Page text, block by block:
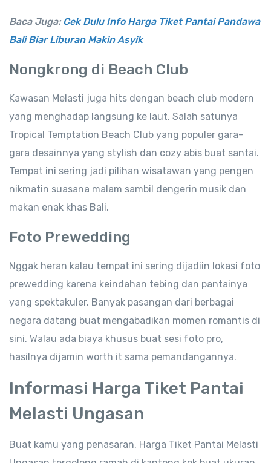
Baca Juga: Cek Dulu Info Harga Tiket Pantai Pandawa
Bali Biar Liburan Makin Asyik
Nongkrong di Beach Club
Kawasan Melasti juga hits dengan beach club modern
yang menghadap langsung ke laut. Salah satunya
Tropical Temptation Beach Club yang populer gara-
gara desainnya yang stylish dan cozy abis buat santai.
Tempat ini sering jadi pilihan wisatawan yang pengen
nikmatin suasana malam sambil dengerin musik dan
makan enak khas Bali.
Foto Prewedding
Nggak heran kalau tempat ini sering dijadiin lokasi foto
prewedding karena keindahan tebing dan pantainya
yang spektakuler. Banyak pasangan dari berbagai
negara datang buat mengabadikan momen romantis di
sini. Walau ada biaya khusus buat sesi foto pro,
hasilnya dijamin worth it sama pemandangannya.
Informasi Harga Tiket Pantai
Melasti Ungasan
Buat kamu yang penasaran, Harga Tiket Pantai Melasti